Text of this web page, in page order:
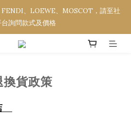
、LOEWE、MOSCOT，請至社
詢問款式及價格
、LOEWE、MOSCOT，請至社
詢問款式及價格
NT$3,000，即享免運優惠。
、LOEWE、MOSCOT，請至社
台詢問款式及價格
換貨政策